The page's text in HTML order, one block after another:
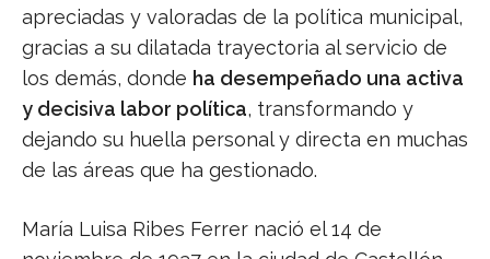
apreciadas y valoradas de la política municipal,
gracias a su dilatada trayectoria al servicio de
los demás, donde ha desempeñado una activa
y decisiva labor política, transformando y
dejando su huella personal y directa en muchas
de las áreas que ha gestionado.
María Luisa Ribes Ferrer nació el 14 de